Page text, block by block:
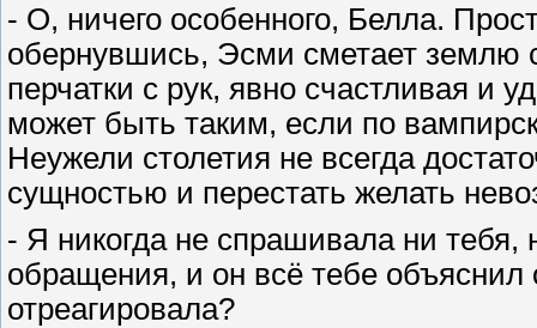
- О, ничего особенного, Белла.
обернувшись, Эсми сметает землю
перчатки с рук, явно счастливая и
может быть таким, если по
Неужели столетия не всегда
сущностью и перестать желать
- Я никогда не спрашивала ни тебя,
обращения, и он всё тебе объяснил
отреагировала?